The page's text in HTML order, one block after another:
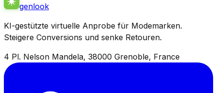
genlook
KI-gestützte virtuelle Anprobe für Modemarken.
Steigere Conversions und senke Retouren.
4 Pl. Nelson Mandela, 38000 Grenoble, France